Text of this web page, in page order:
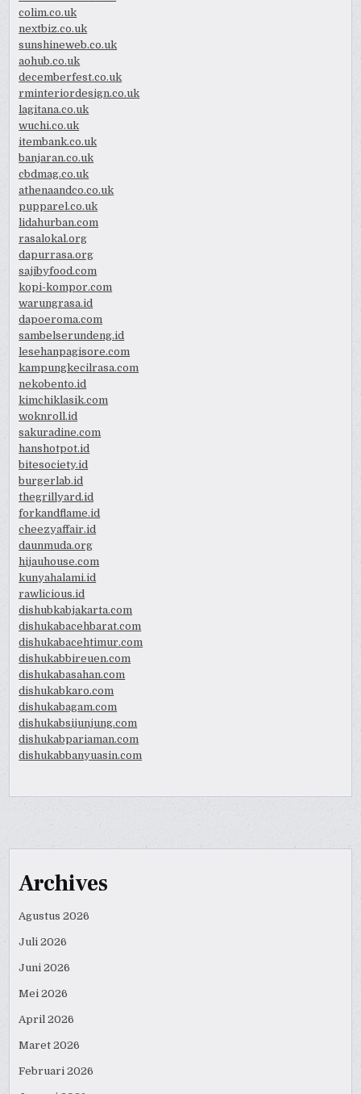
colim.co.uk
nextbiz.co.uk
sunshineweb.co.uk
aohub.co.uk
decemberfest.co.uk
rminteriordesign.co.uk
lagitana.co.uk
wuchi.co.uk
itembank.co.uk
banjaran.co.uk
cbdmag.co.uk
athenaandco.co.uk
pupparel.co.uk
lidahurban.com
rasalokal.org
dapurrasa.org
sajibyfood.com
kopi-kompor.com
warungrasa.id
dapoeroma.com
sambelserundeng.id
lesehanpagisore.com
kampungkecilrasa.com
nekobento.id
kimchiklasik.com
woknroll.id
sakuradine.com
hanshotpot.id
bitesociety.id
burgerlab.id
thegrillyard.id
forkandflame.id
cheezyaffair.id
daunmuda.org
hijauhouse.com
kunyahalami.id
rawlicious.id
dishubkabjakarta.com
dishukabacehbarat.com
dishukabacehtimur.com
dishukabbireuen.com
dishukabasahan.com
dishukabkaro.com
dishukabagam.com
dishukabsijunjung.com
dishukabpariaman.com
dishukabbanyuasin.com
Archives
Agustus 2026
Juli 2026
Juni 2026
Mei 2026
April 2026
Maret 2026
Februari 2026